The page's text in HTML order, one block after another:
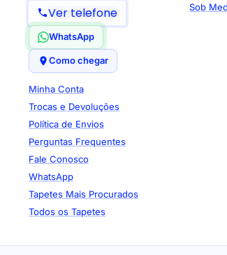
Ver telefone
WhatsApp
Como chegar
Minha Conta
Trocas e Devoluções
Política de Envios
Perguntas Frequentes
Fale Conosco
WhatsApp
Tapetes Mais Procurados
Todos os Tapetes
Sob